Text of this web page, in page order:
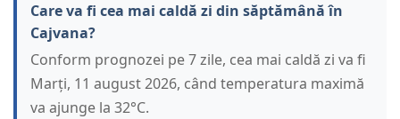
Care va fi cea mai caldă zi din săptămână în
Cajvana?
Conform prognozei pe 7 zile, cea mai caldă zi va fi
Marți, 11 august 2026, când temperatura maximă
va ajunge la 32°C.